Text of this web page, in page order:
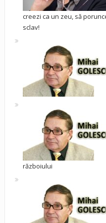
creezi ca un zeu, să
sclav!
războiului